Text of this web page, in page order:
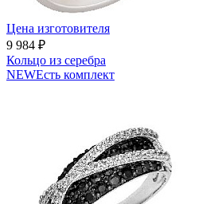
Цена изготовителя
9 984 ₽
Кольцо из серебра
NEWЕсть комплект